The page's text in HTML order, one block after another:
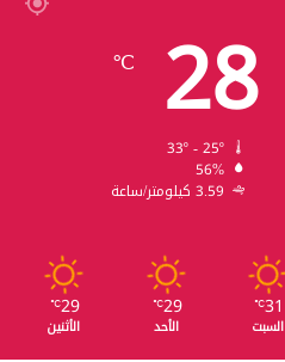
28
℃
56%
3.59 كيلومتر/ساعة
31
℃
السبت
29
℃
الأحد
29
℃
الأثنين